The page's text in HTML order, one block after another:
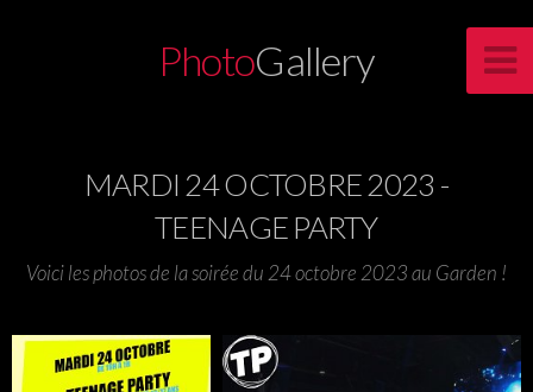
PhotoGallery
MARDI 24 OCTOBRE 2023 -
TEENAGE PARTY
Voici les photos de la soirée du 24 octobre 2023 au Garden !